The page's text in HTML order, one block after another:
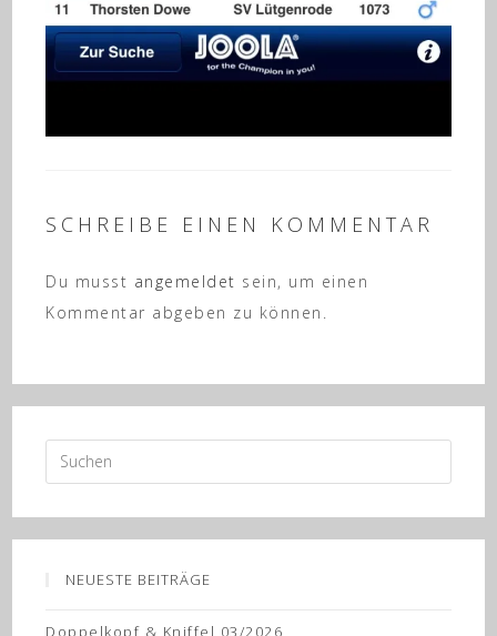
SCHREIBE EINEN KOMMENTAR
Du musst angemeldet sein, um einen
Kommentar abgeben zu können.
NEUESTE BEITRÄGE
Doppelkopf & Kniffel 03/2026